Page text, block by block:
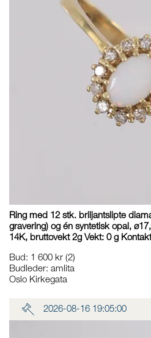
Ring med 12 stk. briljantslipte
gravering) og én syntetisk opal,
14K, bruttovekt 2g Vekt: 0 g
Bud: 1 600 kr (2)
Budleder: amlita
Oslo Kirkegata
2026-08-16 19:05:00